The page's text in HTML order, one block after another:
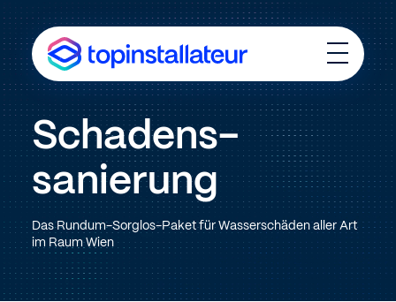
T
o
g
g
M
e
n
u
Schadens­
sanierung
Das Rundum-Sorglos-Paket für Wasserschäden aller Art
im Raum Wien